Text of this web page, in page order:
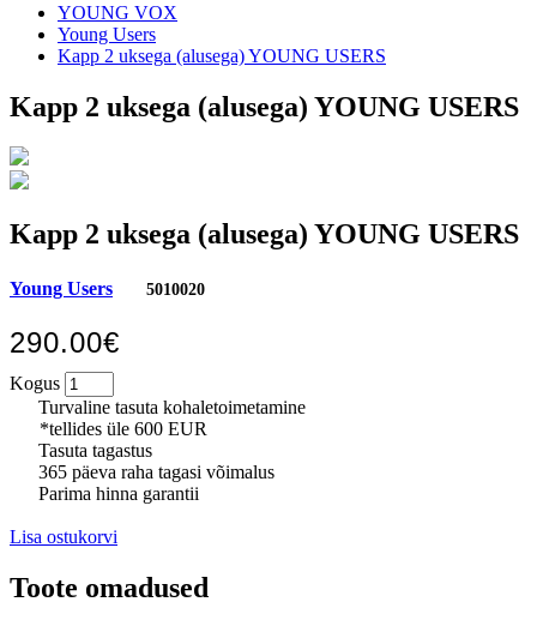
YOUNG VOX
Young Users
Kapp 2 uksega (alusega) YOUNG USERS
Kapp 2 uksega (alusega) YOUNG USERS
Kapp 2 uksega (alusega) YOUNG USERS
Young Users 5010020
290.00€
Kogus
Turvaline tasuta kohaletoimetamine
*tellides üle 600 EUR
Tasuta tagastus
365 päeva raha tagasi võimalus
Parima hinna garantii
Lisa ostukorvi
Toote omadused